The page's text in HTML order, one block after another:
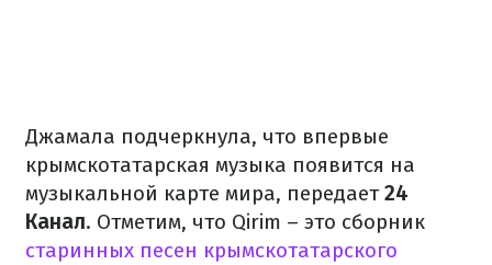
Джамала подчеркнула, что впервые
крымскотатарская музыка появится на
музыкальной карте мира, передает24
Канал. Отметим, что Qirim – это сборник
старинных песен крымскотатарского